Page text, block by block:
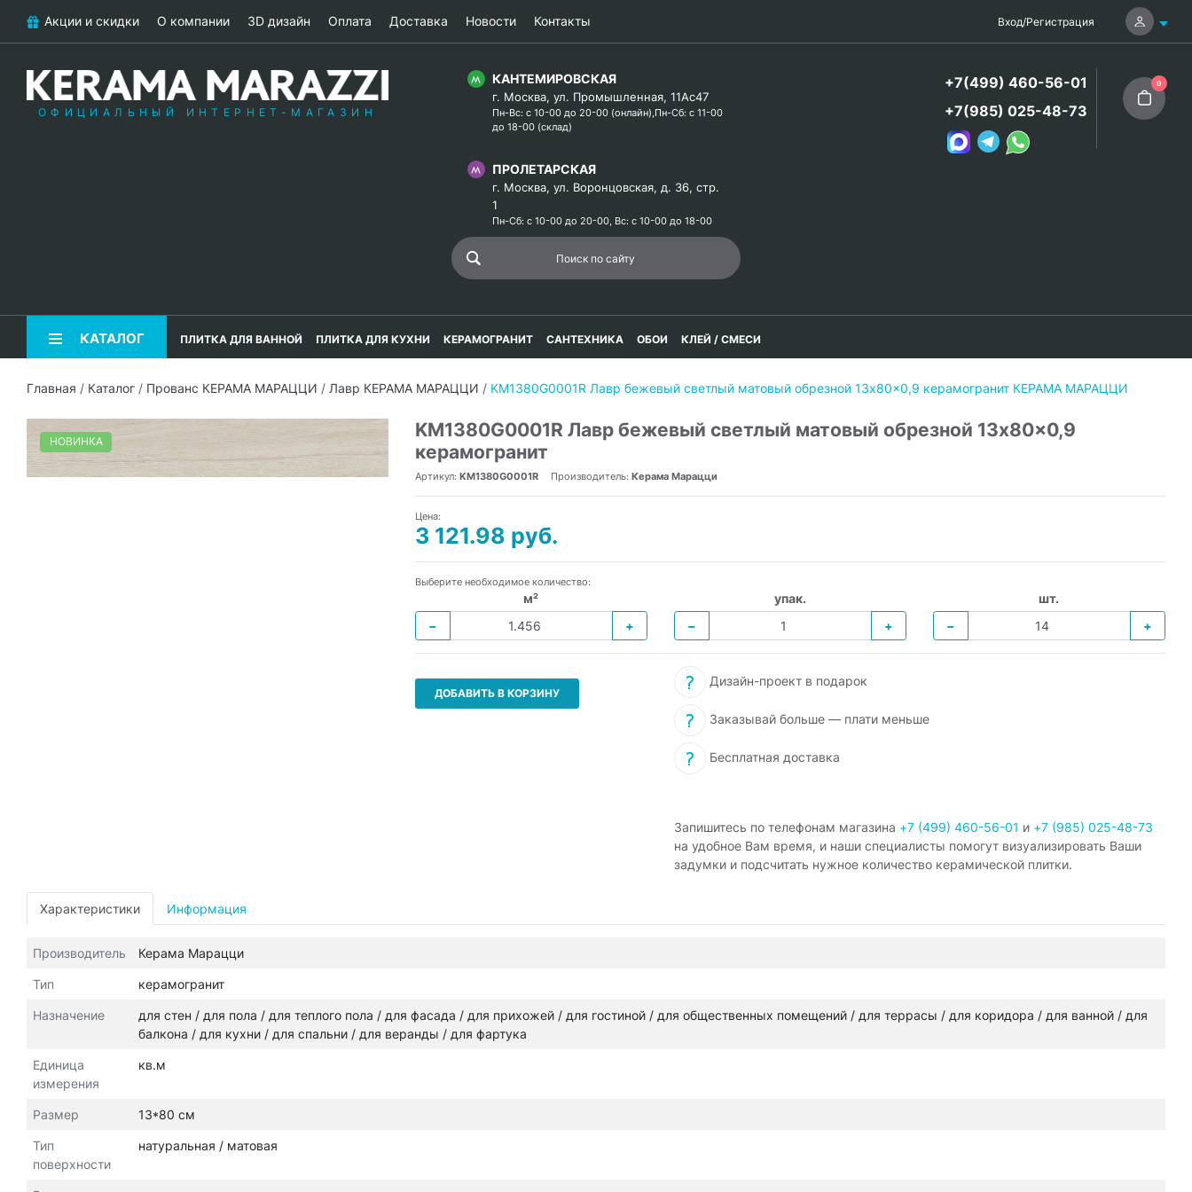
Акции и скидки О компании 3D дизайн Оплата Доставка Новости Контакты Вход/Регистрация
ОФИЦИАЛЬНЫЙ ИНТЕРНЕТ-МАГАЗИН
КАНТЕМИРОВСКАЯ
г. Москва, ул. Промышленная, 11Ас47
Пн-Вс: с 10-00 до 20-00 (онлайн),Пн-Сб: с 11-00
до 18-00 (склад)
ПРОЛЕТАРСКАЯ
г. Москва, ул. Воронцовская, д. 36, стр.
1
Пн-Сб: с 10-00 до 20-00, Вс: с 10-00 до 18-00
+7(499) 460-56-01
+7(985) 025-48-73
0
КАТАЛОГ ПЛИТКА ДЛЯ ВАННОЙ ПЛИТКА ДЛЯ КУХНИ КЕРАМОГРАНИТ САНТЕХНИКА ОБОИ КЛЕЙ / СМЕСИ
Главная / Каталог / Прованс КЕРАМА МАРАЦЦИ / Лавр КЕРАМА МАРАЦЦИ / KM1380G0001R Лавр бежевый светлый матовый обрезной 13x80x0,9 керамогранит КЕРАМА МАРАЦЦИ
НОВИНКА
KM1380G0001R Лавр бежевый светлый матовый обрезной 13x80x0,9
керамогранит
Артикул: KM1380G0001R Производитель: Керама Марацци
Цена:
3 121.98 руб.
Выберите необходимое количество:
м²
−
+
упак.
−
+
шт.
−
+
ДОБАВИТЬ В КОРЗИНУ
Дизайн-проект в подарок
Заказывай больше — плати меньше
Бесплатная доставка
Запишитесь по телефонам магазина +7 (499) 460-56-01 и +7 (985) 025-48-73
на удобное Вам время, и наши специалисты помогут визуализировать Ваши
задумки и подсчитать нужное количество керамической плитки.
Характеристики Информация
Производитель Керама Марацци
Тип керамогранит
Назначение
для стен / для пола / для теплого пола / для фасада / для прихожей / для гостиной / для общественных помещений / для террасы / для коридора / для ванной / для
балкона / для кухни / для спальни / для веранды / для фартука
Единица
измерения
кв.м
Размер 13*80 см
Тип
поверхности
натуральная / матовая